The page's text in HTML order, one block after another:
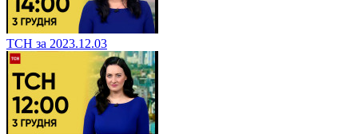
ТСН за 2023.12.03